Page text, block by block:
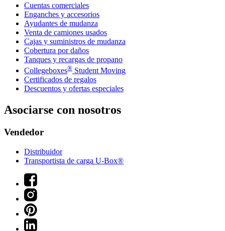
Cuentas comerciales
Enganches y accesorios
Ayudantes de mudanza
Venta de camiones usados
Cajas y suministros de mudanza
Cobertura por daños
Tanques y recargas de propano
Collegeboxes® Student Moving
Certificados de regalos
Descuentos y ofertas especiales
Asociarse con nosotros
Vendedor
Distribuidor
Transportista de carga U-Box®